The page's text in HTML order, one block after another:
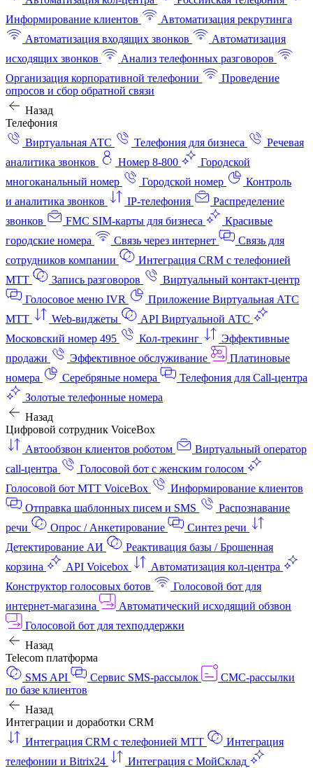
Информирование клиентов
Автоматизация рекрутинга
Автоматизация входящих звонков
Автоматизация
исходящих звонков
Анализ телефонных разговоров
Организация корпоративной телефонии
Проведение
опросов и сбор обратной связи
Назад
Телефония
Виртуальная АТС
Телефония для бизнеса
Речевая
аналитика звонков
Номер 8-800
Городской
многоканальный номер
Городской номер
Контроль
и аналитика звонков
IP-телефония
Распределение
звонков
FMC SIM-карты для бизнеса
Красивые
городские номера
Связь через интернет
Связь для
сотрудников компании
Интеграция CRM с телефонией
МТТ
Запись разговоров
Виртуальный контакт‑центр
Голосовое меню IVR
Приложение Виртуальная АТС
МТТ
Web-виджеты
API Виртуальной АТС
Московский номер 495
Кол-трекинг
Эффективные
продажи
Эффективное обслуживание
Платиновые
номера
Серебряные номера
Телефония для Call-центра
Золотые телефонные номера
Назад
Цифровой сотрудник VoiceBox
Автообзвон клиентов роботом
Виртуальный оператор
call-центра
Голосовой бот с женским голосом
Голосовой бот МТТ VoiceBox
Информирование клиентов
Отправка шаблонных писем и SMS
Распознавание
речи
Опрос / Анкетирование
Синтез речи
Детектирование АИ
Реактивация базы / Брошенная
корзина
API Voicebox
Автоматизация кол‑центра
Конструктор голосовых ботов
Голосовой бот для
интернет‑магазина
Автоматический исходящий обзвон
Голосовой бот для техподдержки
Назад
Telecom платформа
SMS API
Сервис SMS-рассылок
СМС-рассылки
по базе клиентов
Назад
Интеграции и доработки CRM
Интеграция CRM с телефонией МТТ
Интеграция
телефонии и Bitrix24
Интеграция с МойСклад